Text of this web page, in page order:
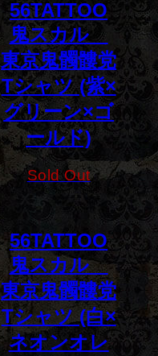
56TATTOO
鬼スカル
東京鬼髑髏党
Tシャツ (紫×
グリーン×ゴ
ールド)
Sold Out
56TATTOO
鬼スカル
東京鬼髑髏党
Tシャツ (白×
ネオンオレ